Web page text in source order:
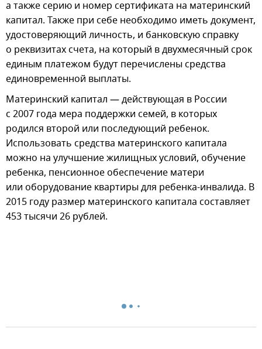
а также серию и номер сертификата на материнский
капитал. Также при себе необходимо иметь документ,
удостоверяющий личность, и банковскую справку
о реквизитах счета, на который в двухмесячный срок
единым платежом будут перечислены средства
единовременной выплаты.
Материнский капитал — действующая в России
с 2007 года мера поддержки семей, в которых
родился второй или последующий ребенок.
Использовать средства материнского капитала
можно на улучшение жилищных условий, обучение
ребенка, пенсионное обеспечение матери
или оборудование квартиры для ребенка-инвалида. В
2015 году размер материнского капитала составляет
453 тысячи 26 рублей.